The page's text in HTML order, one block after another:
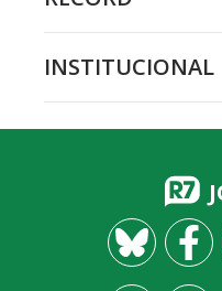
INSTITUCIONAL